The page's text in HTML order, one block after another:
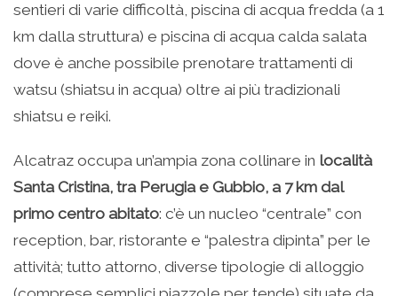
sentieri di varie difficoltà, piscina di acqua fredda (a 1
km dalla struttura) e piscina di acqua calda salata
dove è anche possibile prenotare trattamenti di
watsu (shiatsu in acqua) oltre ai più tradizionali
shiatsu e reiki.
Alcatraz occupa un’ampia zona collinare in località
Santa Cristina, tra Perugia e Gubbio, a 7 km dal
primo centro abitato: c’è un nucleo “centrale” con
reception, bar, ristorante e “palestra dipinta” per le
attività; tutto attorno, diverse tipologie di alloggio